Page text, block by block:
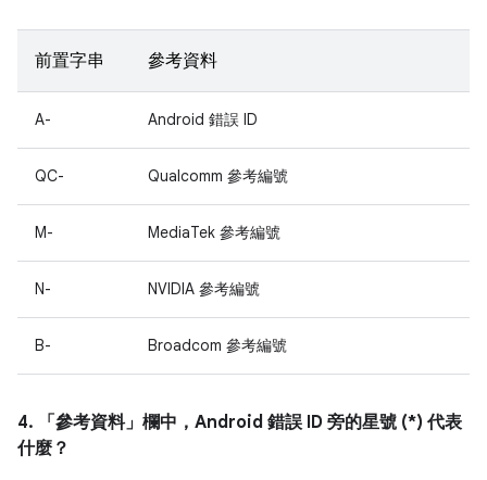
前置字串 參考資料
A- Android 錯誤 ID
QC- Qualcomm 參考編號
M- MediaTek 參考編號
N- NVIDIA 參考編號
B- Broadcom 參考編號
4. 「參考資料」 欄中，Android 錯誤 ID 旁的星號 (*) 代表
什麼？